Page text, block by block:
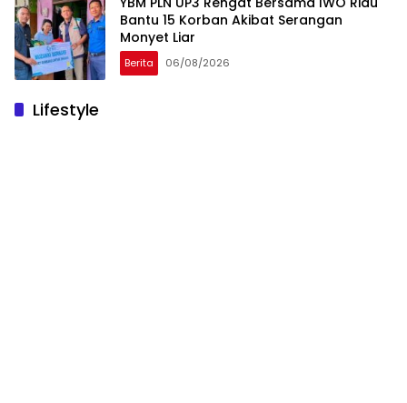
Bantu 15 Korban Akibat Serangan
Monyet Liar
Berita 06/08/2026
Lifestyle